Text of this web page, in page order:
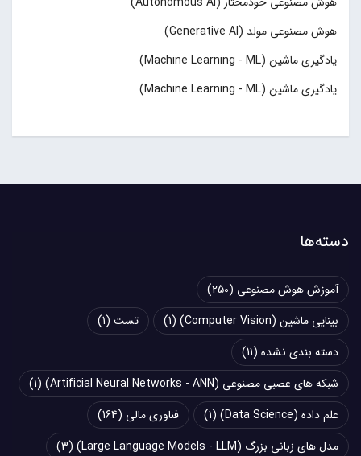
هوش مصنوعی مولد (Generative AI)
یادگیری ماشین (Machine Learning - ML)
یادگیری ماشین (Machine Learning - ML)
دسته‌ها
آموزش هوش مصنوعی (250)
بینایی ماشین (Computer Vision)
(1) تست (1)
دسته بندی نشده (11)
شبکه های عصبی مصنوعی (Artificial Neural Networks - ANN)
(1)
علم داده (Data Science)
(1) فناوری مالی (164)
مدل های زبانی بزرگ (Large Language Models - LLM)
(3)